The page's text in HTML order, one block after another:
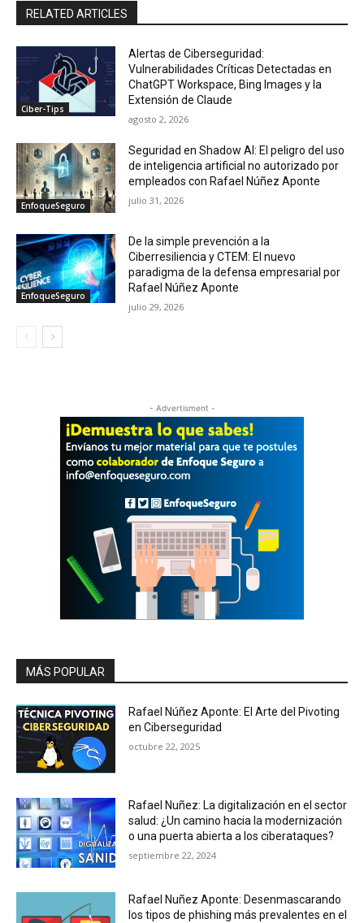
RELATED ARTICLES
Ciber-Tips
Alertas de Ciberseguridad:
Vulnerabilidades Críticas Detectadas en
ChatGPT Workspace, Bing Images y la
Extensión de Claude
agosto 2, 2026
EnfoqueSeguro
Seguridad en Shadow AI: El peligro del uso
de inteligencia artificial no autorizado por
empleados con Rafael Núñez Aponte
julio 31, 2026
EnfoqueSeguro
De la simple prevención a la
Ciberresiliencia y CTEM: El nuevo
paradigma de la defensa empresarial por
Rafael Núñez Aponte
julio 29, 2026
- Advertisment -
MÁS POPULAR
Rafael Núñez Aponte: El Arte del Pivoting
en Ciberseguridad
octubre 22, 2025
Rafael Nuñez: La digitalización en el sector
salud: ¿Un camino hacia la modernización
o una puerta abierta a los ciberataques?
septiembre 22, 2024
Rafael Nuñez Aponte: Desenmascarando
los tipos de phishing más prevalentes en el